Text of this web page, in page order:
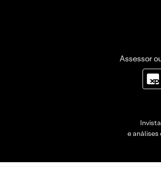
Assessor
e análises